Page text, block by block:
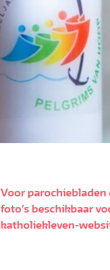
Voor
foto’s beschikbaar
katholiekleven-